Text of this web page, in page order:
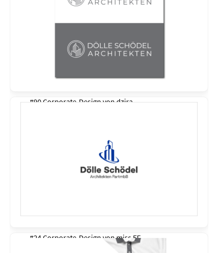
#90 Corporate-Design vondzira
#24 Corporate-Design vonmiss EF